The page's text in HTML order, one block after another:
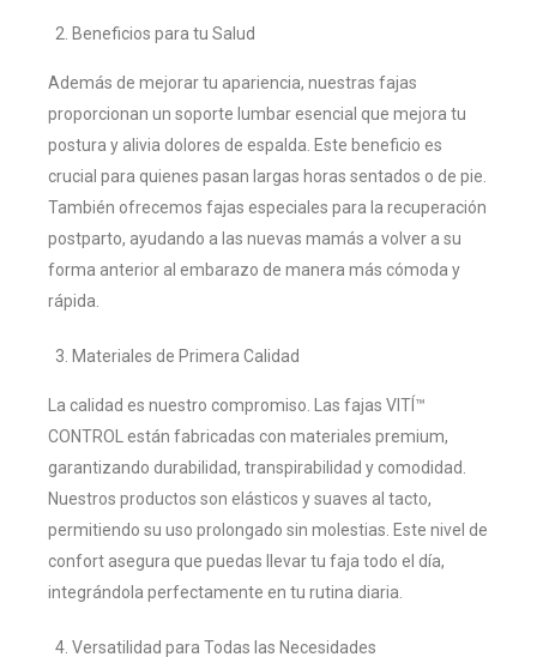
Beneficios para tu Salud
Además de mejorar tu apariencia, nuestras fajas
proporcionan un soporte lumbar esencial que mejora tu
postura y alivia dolores de espalda. Este beneficio es
crucial para quienes pasan largas horas sentados o de pie.
También ofrecemos fajas especiales para la recuperación
postparto, ayudando a las nuevas mamás a volver a su
forma anterior al embarazo de manera más cómoda y
rápida.
Materiales de Primera Calidad
La calidad es nuestro compromiso. Las fajas VITÍ™
CONTROL están fabricadas con materiales premium,
garantizando durabilidad, transpirabilidad y comodidad.
Nuestros productos son elásticos y suaves al tacto,
permitiendo su uso prolongado sin molestias. Este nivel de
confort asegura que puedas llevar tu faja todo el día,
integrándola perfectamente en tu rutina diaria.
Versatilidad para Todas las Necesidades